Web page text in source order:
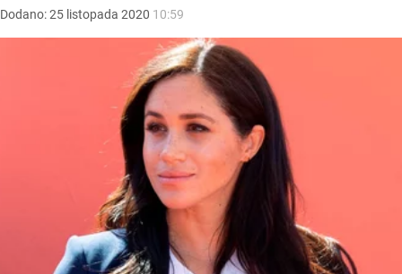
Dodano:25 listopada 2020 10:59